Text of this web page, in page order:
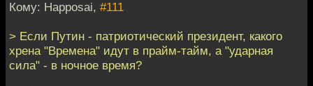
Кому: Happosai, #111
> Если Путин - патриотический президент, какого
хрена "Времена" идут в прайм-тайм, а "ударная
сила" - в ночное время?